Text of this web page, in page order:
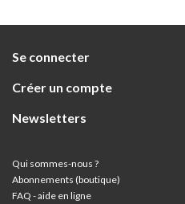
Se connecter
Créer un compte
Newsletters
Qui sommes-nous ?
Abonnements (boutique)
FAQ - aide en ligne